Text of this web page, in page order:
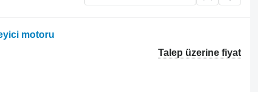
motoru
Talep üzerine fiyat